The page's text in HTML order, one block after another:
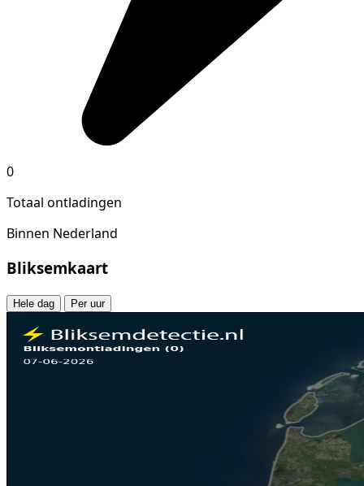
0
Totaal ontladingen
Binnen Nederland
Bliksemkaart
Hele dag Per uur